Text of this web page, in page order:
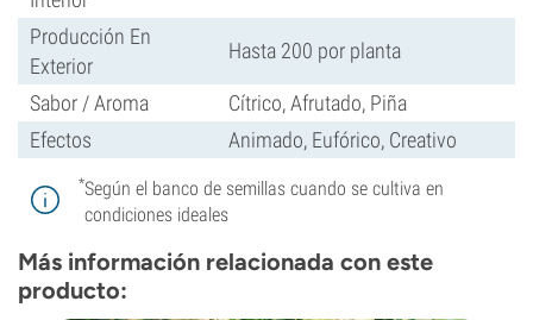
Producción En
Exterior
Hasta 200 por planta
Sabor / Aroma
Cítrico, Afrutado, Piña
Efectos
Animado, Eufórico, Creativo
*Según el banco de semillas cuando se cultiva en
condiciones ideales
Más información relacionada con este
producto: